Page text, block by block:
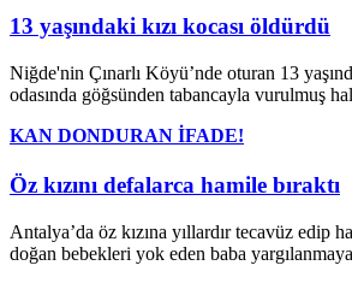
13 yaşındaki kızı kocası öldürdü
Niğde'nin Çınarlı Köyü’nde oturan 13
odasında göğsünden tabancayla vurulmuş
KAN DONDURAN İFADE!
Öz kızını defalarca hamile bıraktı
Antalya’da öz kızına yıllardır tecavüz edip
doğan bebekleri yok eden baba